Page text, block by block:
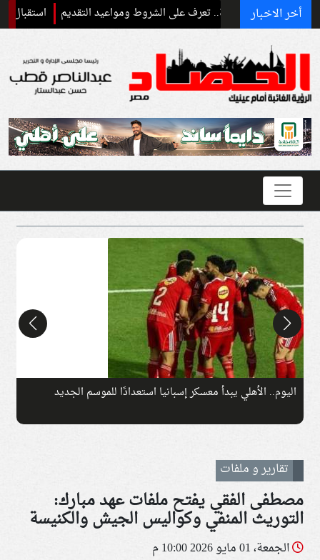
أخر الاخبار استقبال رسمي
اليوم.. الأهلي يبدأ معسكر إسبانيا استعدادًا للموسم الجديد
تقارير و ملفات
مصطفى الفقي يفتح ملفات عهد مبارك:
التوريث المنفي وكواليس الجيش والكنيسة
الجمعة، 01 مايو 2026 10:00 م